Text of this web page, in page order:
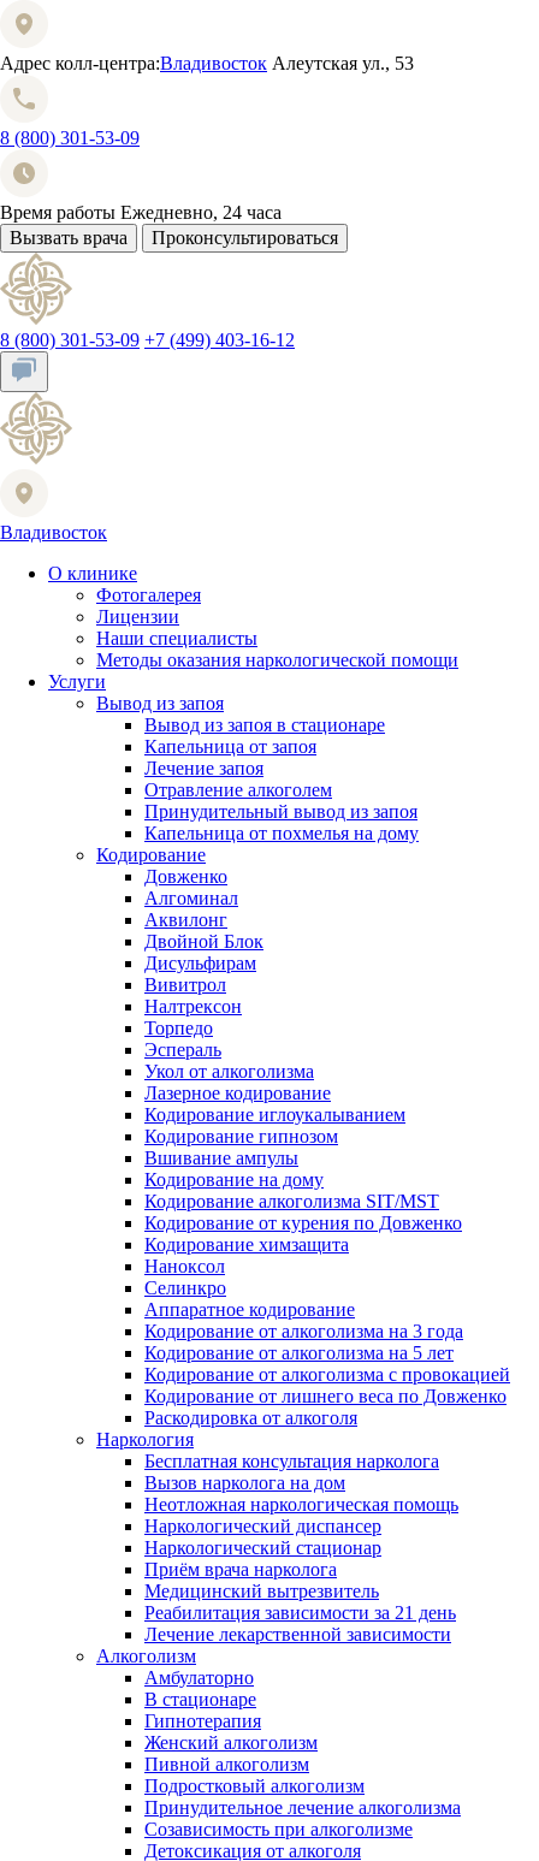
Адрес колл-центра:Владивосток Алеутская ул., 53
8 (800) 301-53-09
Время работы Ежедневно, 24 часа
Вызвать врача
Проконсультироваться
8 (800) 301-53-09 +7 (499) 403-16-12
Владивосток
О клинике
Фотогалерея
Лицензии
Наши специалисты
Методы оказания наркологической помощи
Услуги
Вывод из запоя
Вывод из запоя в стационаре
Капельница от запоя
Лечение запоя
Отравление алкоголем
Принудительный вывод из запоя
Капельница от похмелья на дому
Кодирование
Довженко
Алгоминал
Аквилонг
Двойной Блок
Дисульфирам
Вивитрол
Налтрексон
Торпедо
Эспераль
Укол от алкоголизма
Лазерное кодирование
Кодирование иглоукалыванием
Кодирование гипнозом
Вшивание ампулы
Кодирование на дому
Кодирование алкоголизма SIT/MST
Кодирование от курения по Довженко
Кодирование химзащита
Наноксол
Селинкро
Аппаратное кодирование
Кодирование от алкоголизма на 3 года
Кодирование от алкоголизма на 5 лет
Кодирование от алкоголизма с провокацией
Кодирование от лишнего веса по Довженко
Раскодировка от алкоголя
Наркология
Бесплатная консультация нарколога
Вызов нарколога на дом
Неотложная наркологическая помощь
Наркологический диспансер
Наркологический стационар
Приём врача нарколога
Медицинский вытрезвитель
Реабилитация зависимости за 21 день
Лечение лекарственной зависимости
Алкоголизм
Амбулаторно
В стационаре
Гипнотерапия
Женский алкоголизм
Пивной алкоголизм
Подростковый алкоголизм
Принудительное лечение алкоголизма
Созависимость при алкоголизме
Детоксикация от алкоголя